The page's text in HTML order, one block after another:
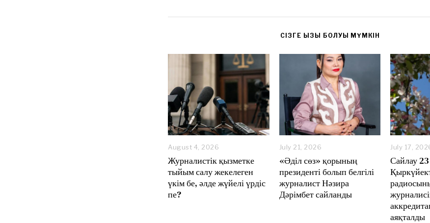
CІЗГЕ ҚЫЗЫҚ БОЛУЫ МҮМКІН
August 4, 2026
g
u
s
Журналистік қызметке
тыйым салу жекелеген
үкім бе, әлде жүйелі үрдіс
пе?
July 21, 2026
l
y
2
1
,
«Әділ сөз» қорының
президенті болып белгілі
журналист Нәзира
Дәрімбет сайланды
July 17,
Сайлау
аяқталды